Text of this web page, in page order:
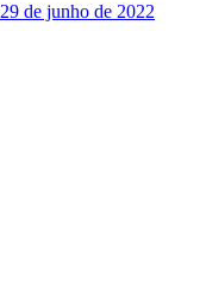
29 de junho de 2022